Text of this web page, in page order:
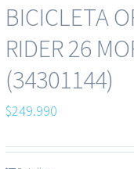
BICICLETA
RIDER 26
(34301144)
$249.990